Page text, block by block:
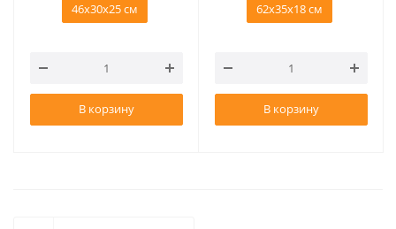
46x30x25 см
В корзину
62x35x18 см
В корзину